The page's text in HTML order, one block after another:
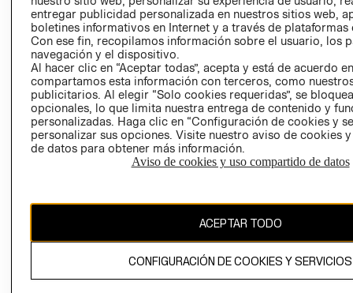
Colombia ($)
CAMBIAR REGIÓN
El contenido de esta página web está protegido por copyright y es
propiedad de H&M Hennes & Mauritz AB.
entregar publicidad personalizada en nuestros sitios web,
boletines informativos en Internet y a través de plataformas
Con ese fin, recopilamos información sobre el usuario, los
navegación y el dispositivo.
Al hacer clic en “Aceptar todas”, acepta y está de acuerdo
compartamos esta información con terceros, como
publicitarios. Al elegir “Solo cookies requeridas”, se
opcionales, lo que limita nuestra entrega de contenido y
personalizadas. Haga clic en “Configuración de cookies y
personalizar sus opciones. Visite nuestro aviso de cookies
de datos para obtener más información.
Aviso de cookies y uso compartido de datos
ACEPTAR TODO
CONFIGURACIÓN DE COOKIES Y SERVICIOS